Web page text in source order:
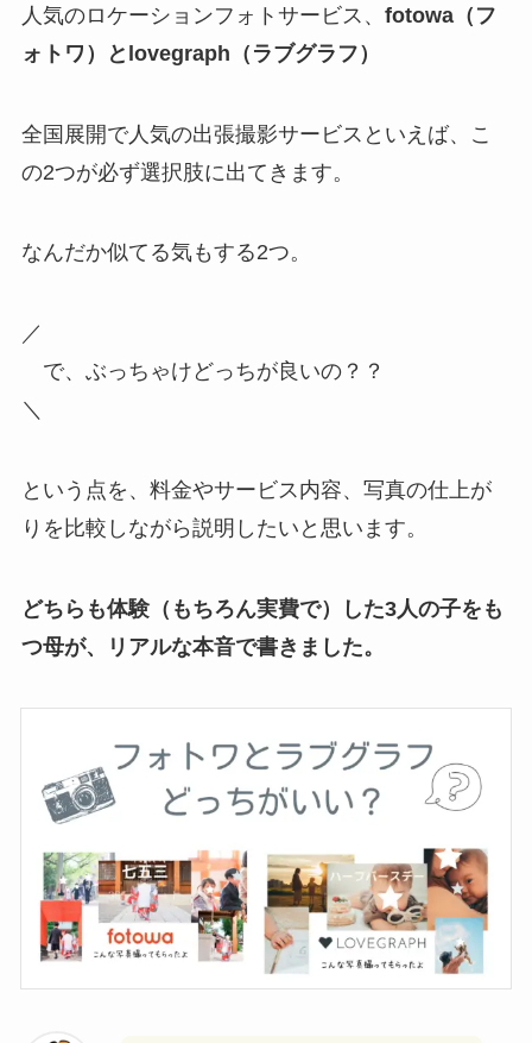
人気のロケーションフォトサービス、 fotowa（フ
ォトワ）とlovegraph（ラブグラフ）
全国展開で人気の出張撮影サービスといえば、こ
の2つが必ず選択肢に出てきます。
なんだか似てる気もする2つ。
／
で、ぶっちゃけどっちが良いの？？
＼
という点を、料金やサービス内容、写真の仕上が
りを比較しながら説明したいと思います。
どちらも体験（もちろん実費で）した3人の子をも
つ母が、リアルな本音で書きました。